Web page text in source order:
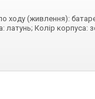
ходу (живлення):
латунь; Колір корпуса: